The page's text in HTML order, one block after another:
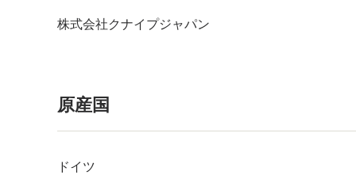
株式会社クナイプジャパン
原産国
ドイツ